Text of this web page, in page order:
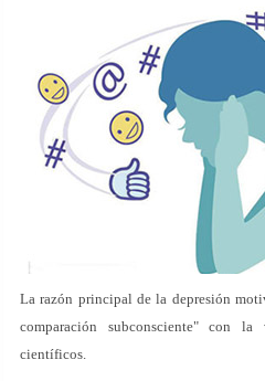
La razón principal de la depresión
comparación subconsciente" con
científicos.